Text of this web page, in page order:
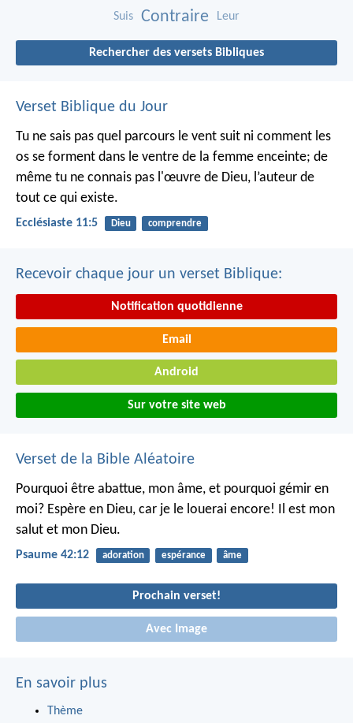
Suis Contraire Leur
Rechercher des versets Bibliques
Verset Biblique du Jour
Tu ne sais pas quel parcours le vent suit ni comment les
os se forment dans le ventre de la femme enceinte; de
même tu ne connais pas l'œuvre de Dieu, l’auteur de
tout ce qui existe.
Ecclésiaste 11:5 Dieu comprendre
Recevoir chaque jour un verset Biblique:
Notification quotidienne
Email
Android
Sur votre site web
Verset de la Bible Aléatoire
Pourquoi être abattue, mon âme, et pourquoi gémir en
moi? Espère en Dieu, car je le louerai encore! Il est mon
salut et mon Dieu.
Psaume 42:12 adoration espérance âme
Prochain verset!
Avec Image
En savoir plus
Thème